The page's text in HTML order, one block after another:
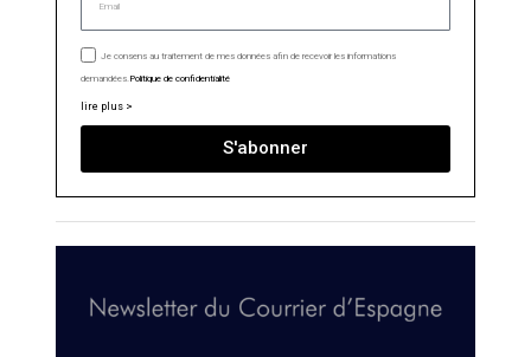
Je consens au traitement de mes données afin de recevoir les informations
demandées. Politique de confidentialité
lire plus >
S'abonner